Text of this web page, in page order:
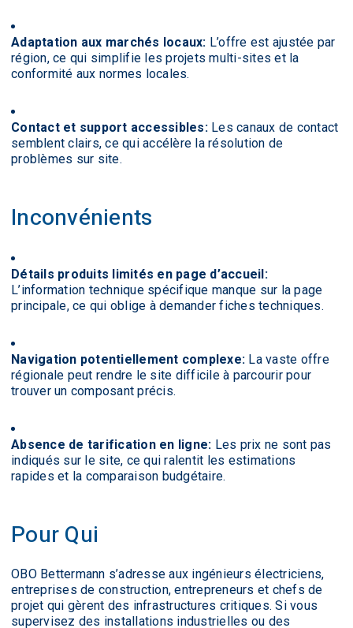
Adaptation aux marchés locaux: L’offre est ajustée par
région, ce qui simplifie les projets multi-sites et la
conformité aux normes locales.
Contact et support accessibles:Les canaux de contact
semblent clairs, ce qui accélère la résolution de
problèmes sur site.
Inconvénients
Détails produits limités en page d’accueil:
L’information technique spécifique manque sur la page
principale, ce qui oblige à demander fiches techniques.
Navigation potentiellement complexe: La vaste offre
régionale peut rendre le site difficile à parcourir pour
trouver un composant précis.
Absence de tarification en ligne: Les prix ne sont pas
indiqués sur le site, ce qui ralentit les estimations
rapides et la comparaison budgétaire.
Pour Qui
OBO Bettermann s’adresse aux ingénieurs électriciens,
entreprises de construction, entrepreneurs et chefs de
projet qui gèrent des infrastructures critiques. Si vous
supervisez des installations industrielles ou des